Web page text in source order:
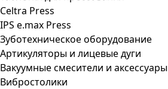
Celtra Press
IPS e.max Press
Зуботехническое оборудование
Артикуляторы и лицевые дуги
Вакуумные смесители и аксессуары
Вибростолики